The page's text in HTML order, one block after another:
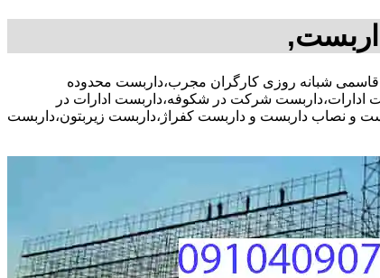
رایگان،09104090771 آقای علیرضا قاسمی شبانه روزی کارگران مجرب،داربست محدوده
شرکت در شکوفه،داربست ادارات در
و نصاب داربست و داربست کفراژ،داربست زیربتون،داربست